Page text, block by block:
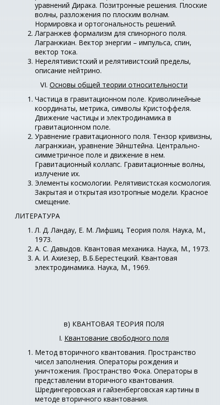
уравнений Дирака. Позитронные решения. Плоские
волны, разложения по плоским волнам.
Нормировка и ортогональность решений.
Лагранжев формализм для спинорного поля.
Лагранжиан. Вектор энергии – импульса, спин,
вектор тока.
Нерелятивистский и релятивистский пределы,
описание нейтрино.
VI. Основы общей теории относительности
Частица в гравитационном поле. Криволинейные
координаты, метрика, символы Кристоффеля.
Движение частицы и электродинамика в
гравитационном поле.
Уравнение гравитационного поля. Тензор кривизны,
лагранжиан, уравнение Эйнштейна. Центрально-
симметричное поле и движение в нем.
Гравитационный коллапс. Гравитационные волны,
излучение их.
Элементы космологии. Релятивистская космология.
Закрытая и открытая изотропные модели. Красное
смещение.
ЛИТЕРАТУРА
Л. Д. Ландау, Е. М. Лифшиц. Теория поля. Наука, М.,
1973.
А. С. Давыдов. Квантовая механика. Наука, М., 1973.
А. И. Ахиезер, В.Б.Берестецкий. Квантовая
электродинамика. Наука, М., 1969.
в) КВАНТОВАЯ ТЕОРИЯ ПОЛЯ
I. Квантование свободного поля
Метод вторичного квантования. Пространство
чисел заполнения. Операторы рождения и
уничтожения. Пространство Фока. Операторы в
представлении вторичного квантования.
Шредингеровская и гайзенберговская картины в
методе вторичного квантования.